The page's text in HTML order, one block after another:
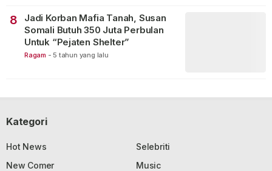
8
Jadi Korban Mafia Tanah, Susan
Somali Butuh 350 Juta Perbulan
Untuk “Pejaten Shelter”
Ragam - 5 tahun yang lalu
Kategori
Hot News
Selebriti
New Comer
Music